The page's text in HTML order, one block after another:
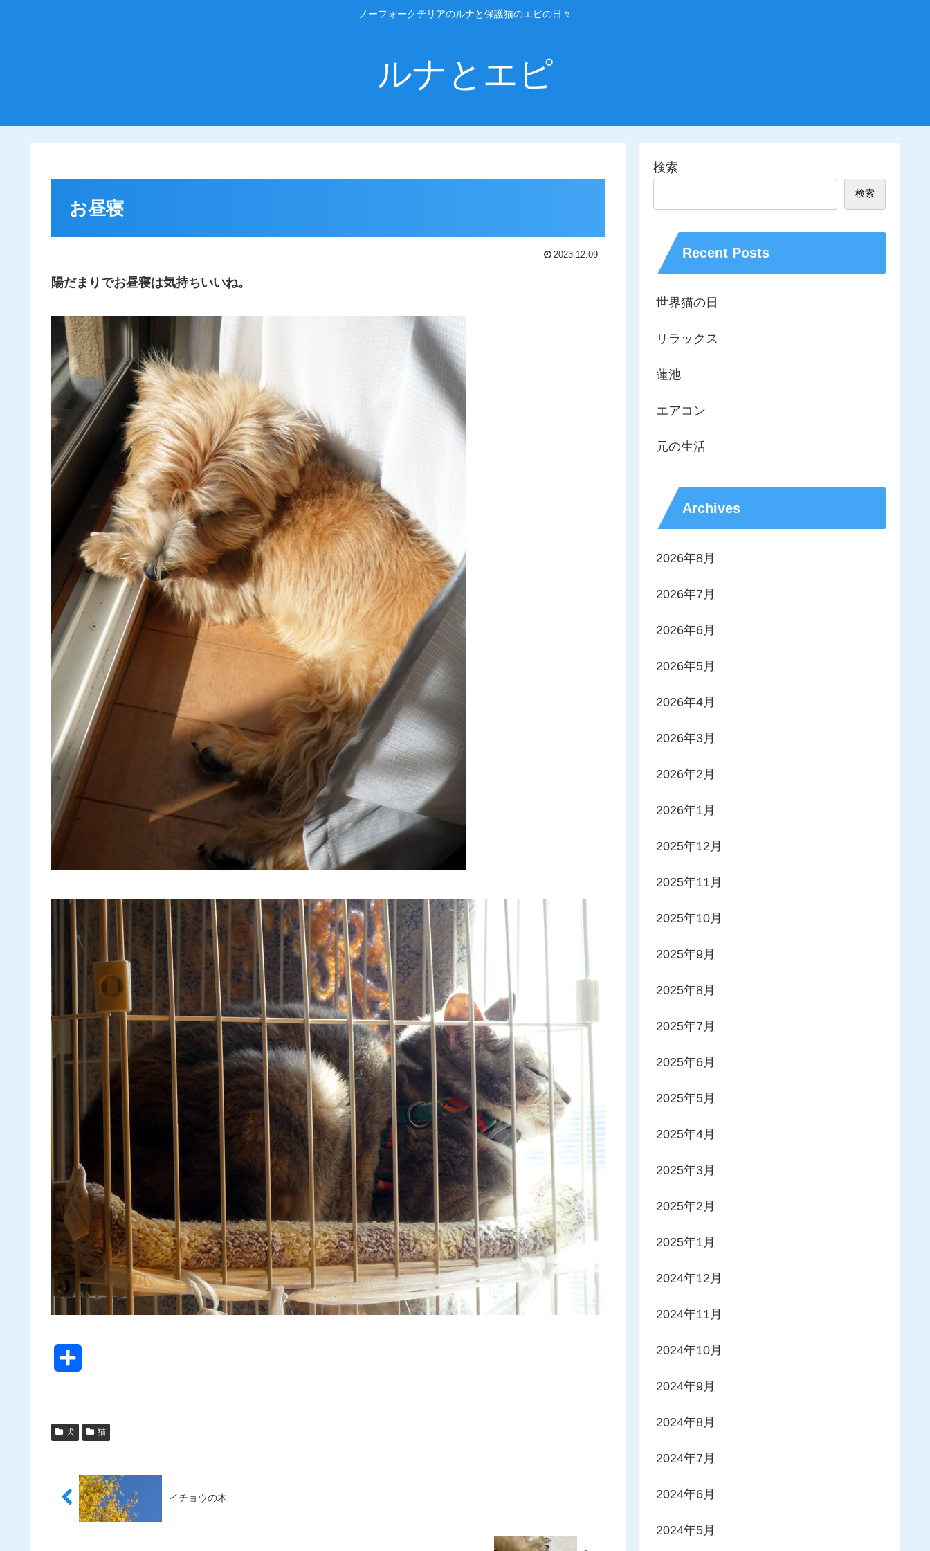
ノーフォークテリアのルナと保護猫のエピの日々
ルナとエピ
お昼寝
2023.12.09
陽だまり でお昼寝は気持ちいいね。
犬 猫
イチョウの木
検索
検索
Recent Posts
世界猫の日
リラックス
蓮池
エアコン
元の生活
Archives
2026年8月
2026年7月
2026年6月
2026年5月
2026年4月
2026年3月
2026年2月
2026年1月
2025年12月
2025年11月
2025年10月
2025年9月
2025年8月
2025年7月
2025年6月
2025年5月
2025年4月
2025年3月
2025年2月
2025年1月
2024年12月
2024年11月
2024年10月
2024年9月
2024年8月
2024年7月
2024年6月
2024年5月